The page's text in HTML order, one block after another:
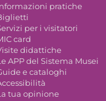
pratiche
per i visitatori
card
didattiche
APP del Sistema Musei
e cataloghi
tua opinione